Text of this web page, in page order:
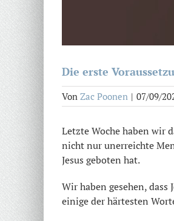
Die erste
Von Zac Poonen | 07/09/
Letzte Woche haben wir
nicht nur unerreichte
Jesus geboten hat.
Wir haben gesehen,
einige der härtesten